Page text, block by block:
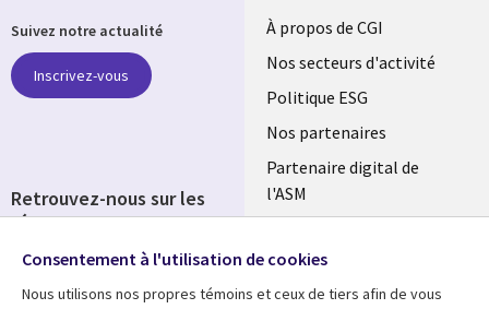
Useful
links
FRANCE
À propos de CGI
Nos secteurs d'activité
Politique ESG
Nos partenaires
Partenaire digital de
l'ASM
Fusions
Suivez notre actualité
Inscrivez-vous
Retrouvez-nous sur les
réseaux
Social
Media
Consentement à l'utilisation de cookies
Nous utilisons nos propres témoins et ceux de tiers afin de vous